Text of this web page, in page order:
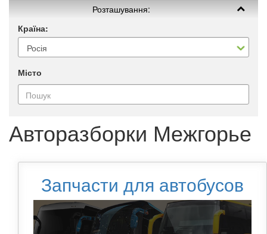
Розташування:
Країна:
Місто
Авторазборки Межгорье
Запчасти для автобусов